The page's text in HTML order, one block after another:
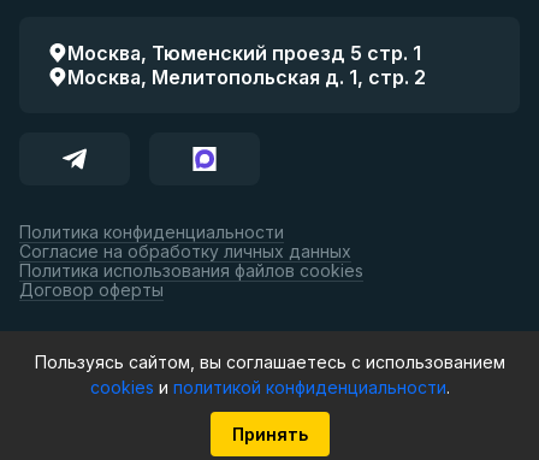
Москва, Тюменский проезд 5 стр. 1
Москва, Мелитопольская д. 1, стр. 2
Политика конфиденциальности
Согласие на обработку личных данных
Политика использования файлов cookies
Договор оферты
Принимаем к оплате:
© 5parts, 2026. Все права защищены.
Пользуясь сайтом, вы соглашаетесь с использованием
cookies и политикой конфиденциальности.
Принять